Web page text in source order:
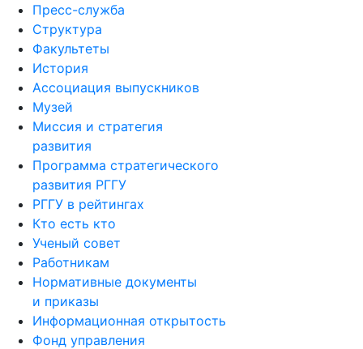
Пресс-служба
Структура
Факультеты
История
Ассоциация выпускников
Музей
Миссия и стратегия
развития
Программа стратегического
развития РГГУ
РГГУ в рейтингах
Кто есть кто
Ученый совет
Работникам
Нормативные документы
и приказы
Информационная открытость
Фонд управления